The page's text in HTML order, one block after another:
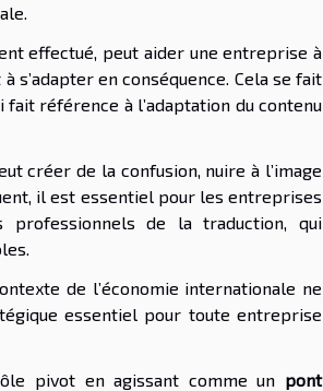
effectué, peut aider une entreprise à
en conséquence. Cela se fait
référence à l’adaptation du contenu
créer de la confusion, nuire à l’image
il est essentiel pour les entreprises
de la traduction, qui
de l’économie internationale ne
essentiel pour toute entreprise
pivot en agissant comme un pont